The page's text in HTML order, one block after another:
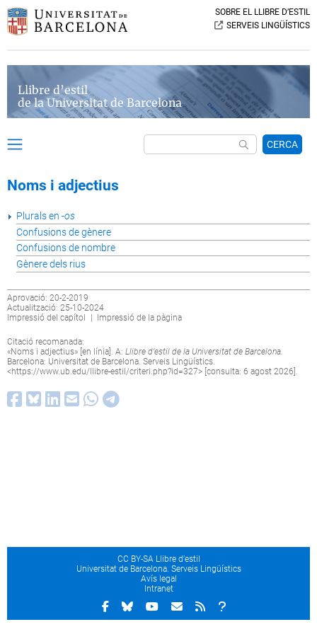
SOBRE EL LLIBRE D’ESTIL
SERVEIS LINGÜÍSTICS
Llibre d’estil
de la Universitat de Barcelona
CERCA
Noms i adjectius
Plurals en -os
Confusions de gènere
Confusions de nombre
Gènere dels rius
Aprovació: 20-2-2019
Actualització: 25-10-2024
Impressió del capítol
| Impressió de la pàgina
Citació recomanada:
«Noms i adjectius» [en línia]. A: Llibre d’estil de la Universitat de Barcelona.
Barcelona: Universitat de Barcelona. Serveis Lingüístics.
<https://www.ub.edu/llibre-estil/criteri.php?id=327> [consulta: 6 agost 2026].
CC BY-SA Llibre d’estil
Universitat de Barcelona. Serveis Lingüístics
Avís legal
Intranet